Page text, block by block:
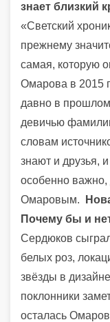
знает близкий
«Светский
прежнему
самая, которую
Омарова в 2015
давно в
девичью
словам
знают и друзья,
особенно важно,
Омаровым.
Почему бы и
Сердюков
белых роз,
звёзды в
поклонники
осталась